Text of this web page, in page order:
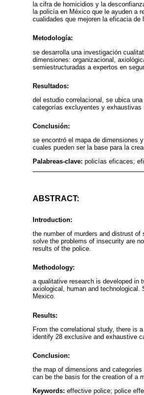
la cifra de homicidios y la
la policía en México que le ayuden a
cualidades que mejoren la eficacia
Metodología:
se desarrolla una investigación
dimensiones: organizacional,
semiestructuradas a expertos en
Resultados:
del estudio correlacional, se ubica
categorías excluyentes y exhaustivas
Conclusión:
se encontró el mapa de dimensiones
cuales pueden ser la base para la
Palabreas-clave: policías eficaces;
ABSTRACT:
Introduction:
the number of murders and distrust
solve the problems of insecurity are
results of the police.
Methodology:
a qualitative research is developed in
axiological, human and
Mexico.
Results:
From the correlational study, there is
identify 28 exclusive and exhaustive
Conclusion:
the map of dimensions and
can be the basis for the creation of a
Keywords: effective police; police